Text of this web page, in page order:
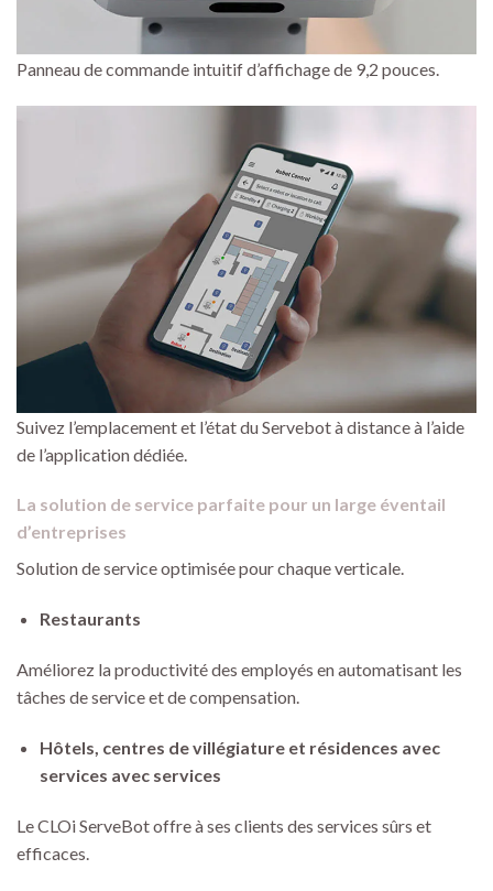
Panneau de commande intuitif d’affichage de 9,2 pouces.
Suivez l’emplacement et l’état du Servebot à distance à l’aide
de l’application dédiée.
La solution de service parfaite pour un large éventail
d’entreprises
Solution de service optimisée pour chaque verticale.
Restaurants
Améliorez la productivité des employés en automatisant les
tâches de service et de compensation.
Hôtels, centres de villégiature et résidences avec
services avec services
Le CLOi ServeBot offre à ses clients des services sûrs et
efficaces.